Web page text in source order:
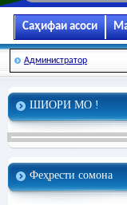
Саҳифаи асоси
Администратор
ШИОРИ МО !
Феҳрести сомона